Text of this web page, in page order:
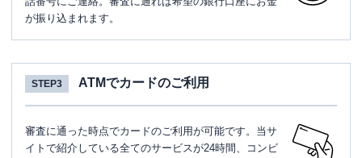
が振り込まれます。
STEP3 ATMでカードのご利用
審査に通った時点でカードのご利用が可能です。当サ
イトで紹介している全てのサービスが24時間、コンビ